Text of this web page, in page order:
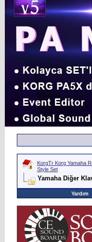
KorgTr Korg Yamaha
Style Set
Yamaha Diğer
Yardım